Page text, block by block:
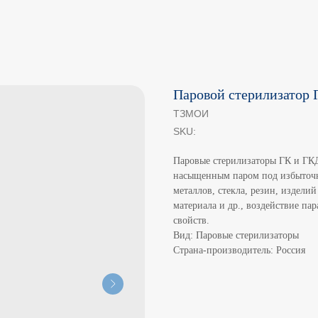
Паровой
ТЗМОИ
SKU:
Паровые стерилизаторы ГК и
насыщенным паром под
металлов, стекла, резин,
материала и др., воздействие
свойств.
Вид: Паровые стерилизаторы
Страна-производитель: Россия